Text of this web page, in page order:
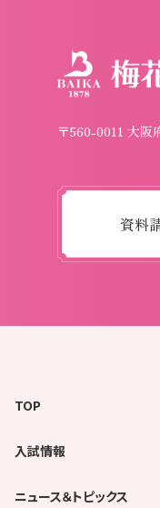
〒560-0011 大阪
資料
TOP
入試情報
ニュース＆トピックス